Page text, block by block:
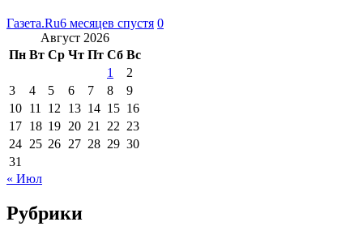
Газета.Ru6 месяцев спустя 0
Август 2026
Пн Вт Ср Чт Пт Сб Вс
1
2
3
4 5 6 7 8
9
10 11 12 13 14 15 16
17 18 19 20 21 22 23
24 25 26 27 28 29 30
31
« Июл
Рубрики